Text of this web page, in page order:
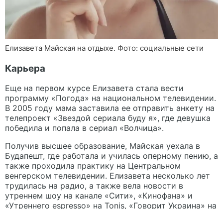
Елизавета Майская на отдыхе. Фото: социальные сети
Карьера
Еще на первом курсе Елизавета стала вести
программу «Погода» на национальном телевидении.
В 2005 году мама заставила ее отправить анкету на
телепроект «Звездой сериала буду я», где девушка
победила и попала в сериал «Волчица».
Получив высшее образование, Майская уехала в
Будапешт, где работала и училась оперному пению, а
также проходила практику на Центральном
венгерском телевидении. Елизавета несколько лет
трудилась на радио, а также вела новости в
утреннем шоу на канале «Сити», «Кинофана» и
«Утреннего espresso» на Tonis, «Говорит Украина» на